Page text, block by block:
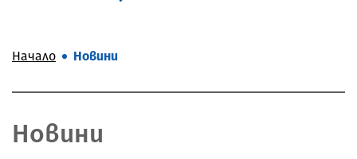
Начало Новини
Новини